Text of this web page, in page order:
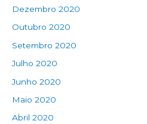
Dezembro 2020
Outubro 2020
Setembro 2020
Julho 2020
Junho 2020
Maio 2020
Abril 2020